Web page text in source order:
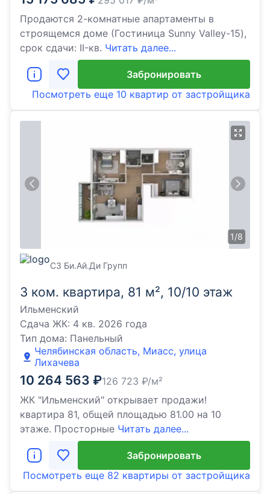
Продаются 2-комнатные апартаменты в
строящемся доме (Гостиница Sunny Valley-15),
срок сдачи: II-кв. Читать далее...
Забронировать
Посмотреть еще 10 квартир от застройщика
1/8
3 ком. квартира, 81 м², 10/10 этаж
Ильменский
Сдача ЖК: 4 кв. 2026 года
Тип дома: Панельный
Челябинская область, Миасс, улица
Лихачева
10 264 563 ₽126 723 ₽/м²
ЖК "Ильменский" открывает продажи!
квартира 81, общей площадью 81.00 на 10
этаже. Просторные Читать далее...
СЗ Би.Ай.Ди Групп
Забронировать
Посмотреть еще 82 квартиры от застройщика